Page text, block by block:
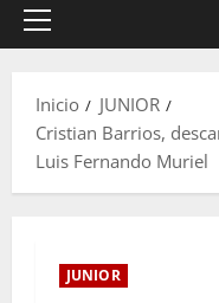
Inicio
JUNIOR
Cristian Barrios,
Luis Fernando Muriel
JUNIOR